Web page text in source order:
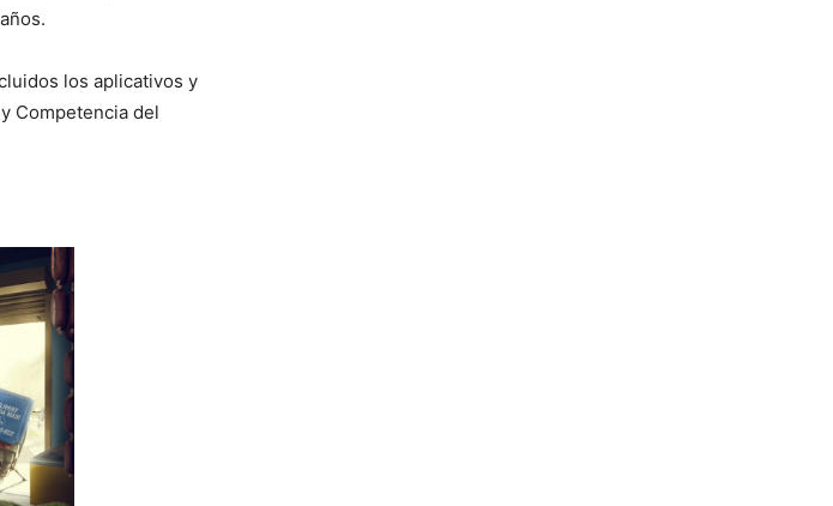
los aplicativos y
Competencia del